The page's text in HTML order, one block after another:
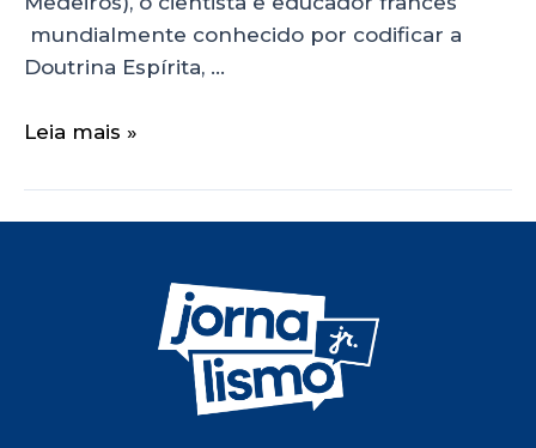
mundialmente conhecido por codificar a
Doutrina Espírita, …
Leia mais »